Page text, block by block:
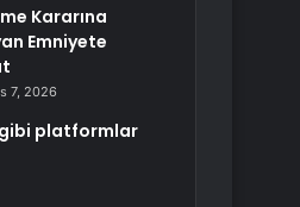
Kararına
Emniyete
7, 2026
gibi platformlar